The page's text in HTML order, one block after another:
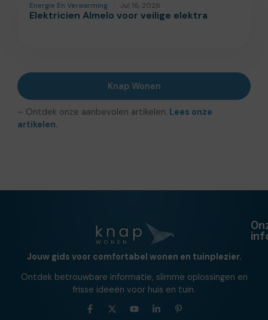
Energie En Verwarming Jul 16, 2026
Elektricien Almelo voor veilige elektra
Knap Wonen
– Ontdek onze aanbevolen artikelen. Lees onze
artikelen.
Jouw gids voor comfortabel wonen en tuinplezier.
Ontdek betrouwbare informatie, slimme oplossingen en
frisse ideeën voor huis en tuin.